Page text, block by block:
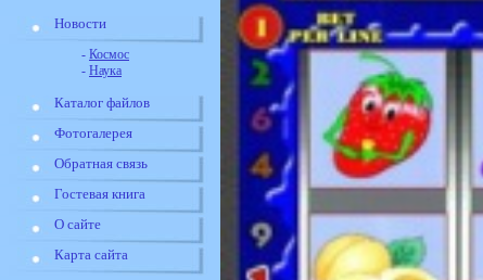
Новости
- Космос
- Наука
Каталог файлов
Фотогалерея
Обратная связь
Гостевая книга
О сайте
Карта сайта